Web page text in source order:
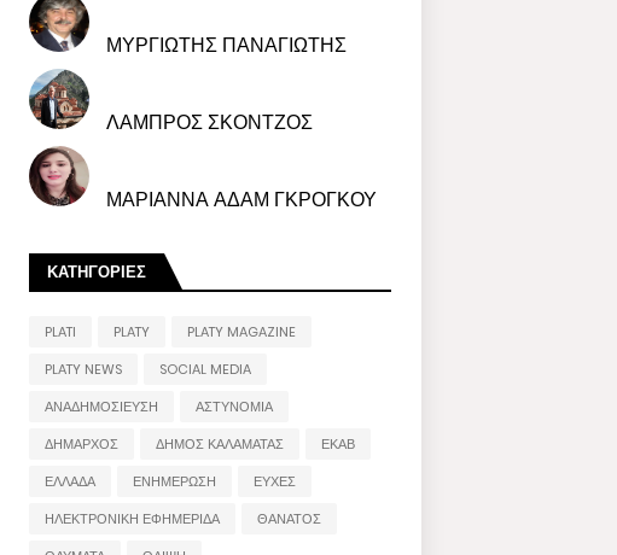
ΜΥΡΓΙΩΤΗΣ ΠΑΝΑΓΙΩΤΗΣ
ΛΑΜΠΡΟΣ ΣΚΟΝΤΖΟΣ
ΜΑΡΙΑΝΝΑ ΑΔΑΜ ΓΚΡΟΓΚΟΥ
ΚΑΤΗΓΟΡΙΕΣ
PLATI PLATY
PLATY MAGAZINE
PLATY NEWS
SOCIAL MEDIA
ΑΝΑΔΗΜΟΣΙΕΥΣΗ
ΑΣΤΥΝΟΜΙΑ
ΔΗΜΑΡΧΟΣ
ΔΗΜΟΣ ΚΑΛΑΜΑΤΑΣ
ΕΚΑΒ
ΕΛΛΑΔΑ
ΕΝΗΜΕΡΩΣΗ
ΕΥΧΕΣ
ΗΛΕΚΤΡΟΝΙΚΗ ΕΦΗΜΕΡΙΔΑ
ΘΑΝΑΤΟΣ